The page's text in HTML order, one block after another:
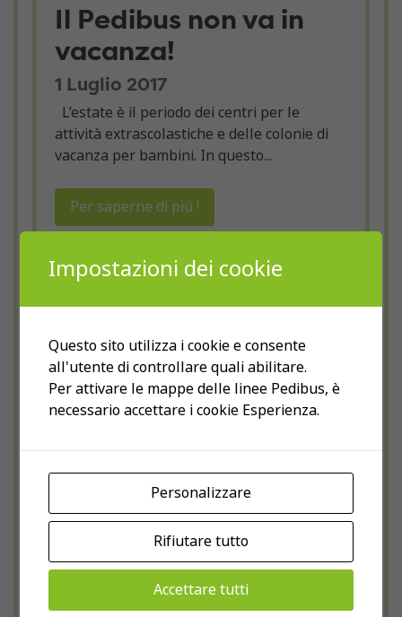
Il Pedibus non va in
vacanza!
1 Luglio 2017
L’estate è il periodo dei centri per le
attività extrascolastiche e delle colonie di
vacanza per bambini. In questo...
Per saperne di più !
Impostazioni dei cookie
Questo sito utilizza i cookie e consente
all'utente di controllare quali abilitare.
Per attivare le mappe delle linee Pedibus, è
necessario accettare i cookie Esperienza.
Personalizzare
Rifiutare tutto
Accettare tutti